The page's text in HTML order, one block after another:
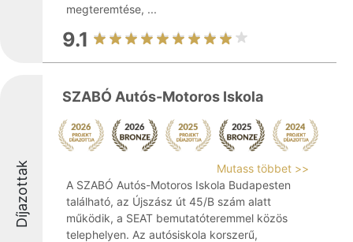
megteremtése, ...
9.1
Díjazottak
SZABÓ Autós-Motoros Iskola
Mutass többet >>
A SZABÓ Autós-Motoros Iskola Budapesten
található, az Újszász út 45/B szám alatt
működik, a SEAT bemutatóteremmel közös
telephelyen. Az autósiskola korszerű,